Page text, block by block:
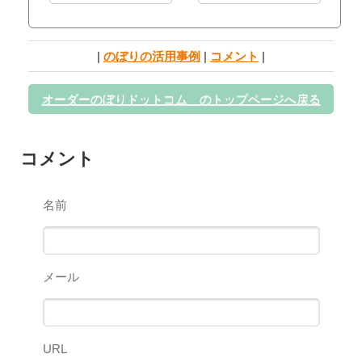
| のぼりの活用事例 | コメント |
オーダーのぼりドットコム のトップページへ戻る
コメント
名前
メール
URL